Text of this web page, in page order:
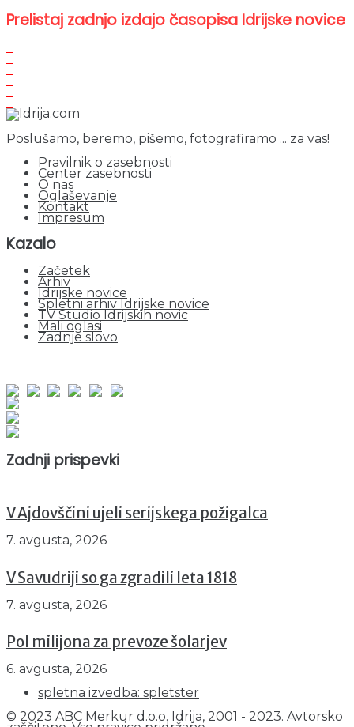
Prelistaj zadnjo izdajo časopisa Idrijske novice
Poslušamo, beremo, pišemo, fotografiramo ... za vas!
Pravilnik o zasebnosti
Center zasebnosti
O nas
Oglaševanje
Kontakt
Impresum
Kazalo
Začetek
Arhiv
Idrijske novice
Spletni arhiv Idrijske novice
TV Studio Idrijskih novic
Mali oglasi
Zadnje slovo
Zadnji prispevki
V Ajdovščini ujeli serijskega požigalca
7. avgusta, 2026
V Savudriji so ga zgradili leta 1818
7. avgusta, 2026
Pol milijona za prevoze šolarjev
6. avgusta, 2026
spletna izvedba: spletster
© 2023 ABC Merkur d.o.o. Idrija, 2001 - 2023. Avtorsko